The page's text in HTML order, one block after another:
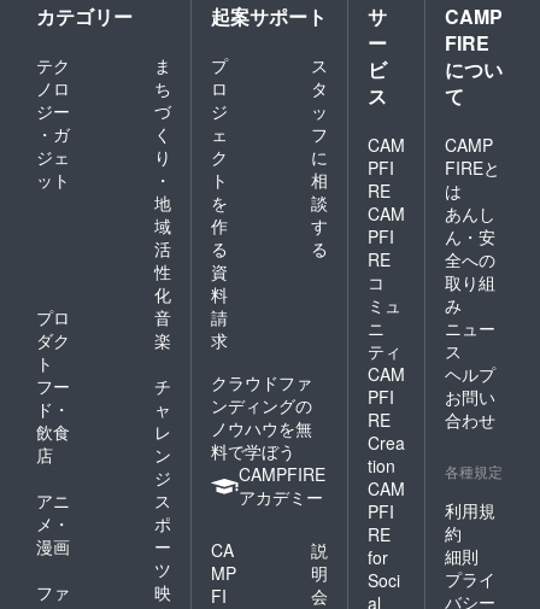
カテゴリー
テク
ノロ
ジー
・ガ
ジェ
ット
ま
ち
づ
く
り
・
地
域
活
性
化
プロ
ダク
ト
音
楽
フー
ド・
飲食
店
チ
ャ
レ
ン
ジ
アニ
メ・
漫画
ス
ポ
ー
ツ
ファ
映
起案サポート
プ
ロ
ジ
ェ
ク
ト
を
作
る
ス
タ
ッ
フ
に
相
談
す
る
資
料
請
求
クラウドファ
ンディングの
ノウハウを無
料で学ぼう
CAMPFIRE
アカデミー
CA
MP
FI
説
明
会
サ
ー
ビ
ス
CAM
PFI
RE
CAM
PFI
RE
コ
ミュ
ニ
ティ
CAM
PFI
RE
Crea
tion
CAM
PFI
RE
for
Soci
al
CAMP
FIRE
につい
て
CAMP
FIREと
は
あんし
ん・安
全への
取り組
み
ニュー
ス
ヘルプ
お問い
合わせ
各種規定
利用規
約
細則
プライ
バシー